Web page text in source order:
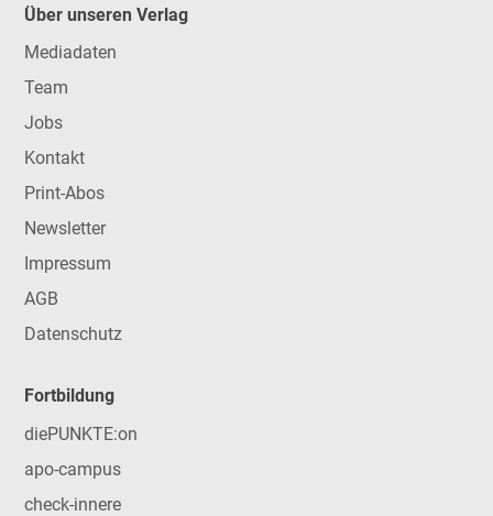
Über unseren Verlag
Mediadaten
Team
Jobs
Kontakt
Print-Abos
Newsletter
Impressum
AGB
Datenschutz
Fortbildung
diePUNKTE:on
apo-campus
check-innere